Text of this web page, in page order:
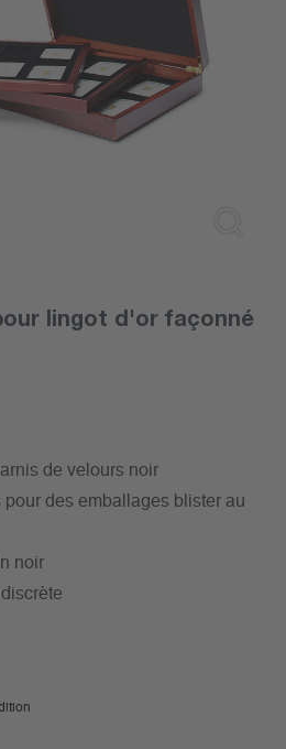
lingot d'or façonné
de velours noir
pour des emballages blister au
noir